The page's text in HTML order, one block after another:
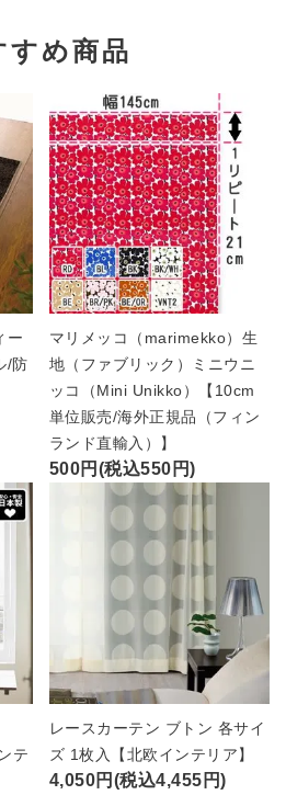
すめ商品
ー
/防
マリメッコ（marimekko）生
地（ファブリック）ミニウニ
ッコ（Mini Unikko）【10cm
単位販売/海外正規品（フィン
ランド直輸入）】
500円(税込550円)
テ
レースカーテン ブトン 各サイ
ズ 1枚入【北欧インテリア】
4,050円(税込4,455円)